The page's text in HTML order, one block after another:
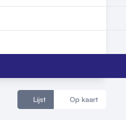
Lijst Op kaart